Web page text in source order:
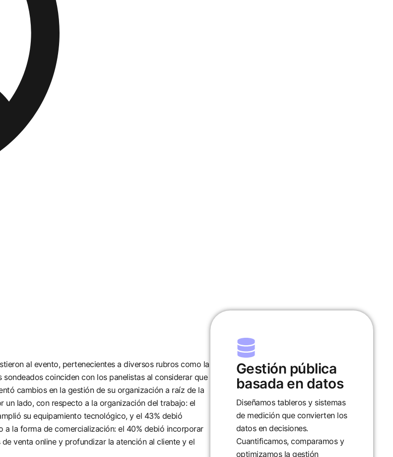
al evento, pertenecientes a diversos rubros como la
coinciden con los panelistas al considerar que
cambios en la gestión de su organización a raíz de la
un lado, con respecto a la organización del trabajo: el
su equipamiento tecnológico, y el 43% debió
la forma de comercialización: el 40% debió incorporar
venta online y profundizar la atención al cliente y el
Gestión pública
basada en datos
Diseñamos tableros y sistemas
de medición que convierten los
datos en decisiones.
Cuantificamos, comparamos y
optimizamos la gestión